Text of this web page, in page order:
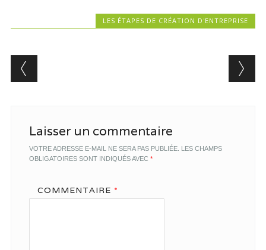
LES ÉTAPES DE CRÉATION D'ENTREPRISE
Post navigation
Laisser un commentaire
VOTRE ADRESSE E-MAIL NE SERA PAS PUBLIÉE. LES CHAMPS
OBLIGATOIRES SONT INDIQUÉS AVEC *
COMMENTAIRE *